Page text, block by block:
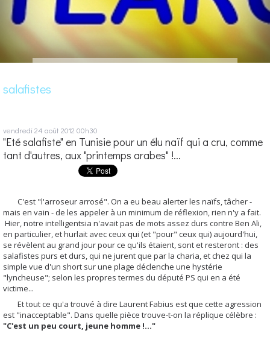
salafistes
vendredi 24 août 2012 00h30
"Eté salafiste" en Tunisie pour un élu naïf qui a cru, comme
tant d'autres, aux "printemps arabes" !...
C'est "l'arroseur arrosé". On a eu beau alerter les naïfs, tâcher -
mais en vain - de les appeler à un minimum de réflexion, rien n'y a fait.
Hier, notre intelligentsia n'avait pas de mots assez durs contre Ben Ali,
en particulier, et hurlait avec ceux qui (et "pour" ceux qui) aujourd'hui,
se révèlent au grand jour pour ce qu'ils étaient, sont et resteront : des
salafistes purs et durs, qui ne jurent que par la charia, et chez qui la
simple vue d'un short sur une plage déclenche une hystérie
"lyncheuse"; selon les propres termes du député PS qui en a été
victime...
Et tout ce qu'a trouvé à dire Laurent Fabius est que cette agression
est "inacceptable". Dans quelle pièce trouve-t-on la réplique célèbre :
"C'est un peu court, jeune homme !..."